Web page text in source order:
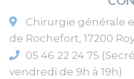
Chirurgie générale
de Rochefort, 17200
05 46 22 24 75
vendredi de 9h à 19h)